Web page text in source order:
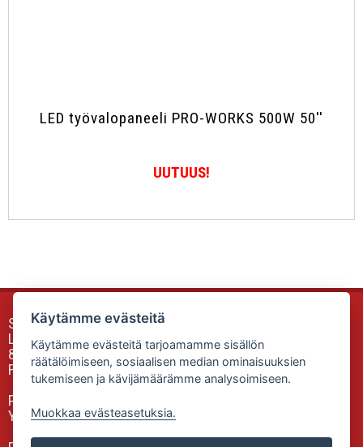
LED työvalopaneeli PRO-WORKS 500W 50''
UUTUUS!
Sunfox Accessories & Equipment
Luokkalankuja 2
85340 SIEVI
Finland
Puh: 0505335806
Yhteydenottolomake
Käytämme evästeitä
Käytämme evästeitä tarjoamamme sisällön
räätälöimiseen, sosiaalisen median ominaisuuksien
tukemiseen ja kävijämäärämme analysoimiseen.
Muokkaa evästeasetuksia.